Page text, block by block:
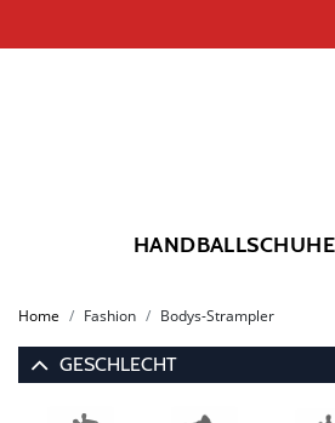
HANDBALLSCHUHE
Home Fashion Bodys-Strampler
GESCHLECHT